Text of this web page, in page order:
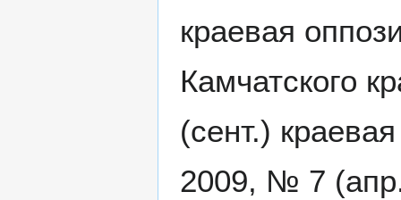
краевая
Камчатского
(сент.)
2009, № 7